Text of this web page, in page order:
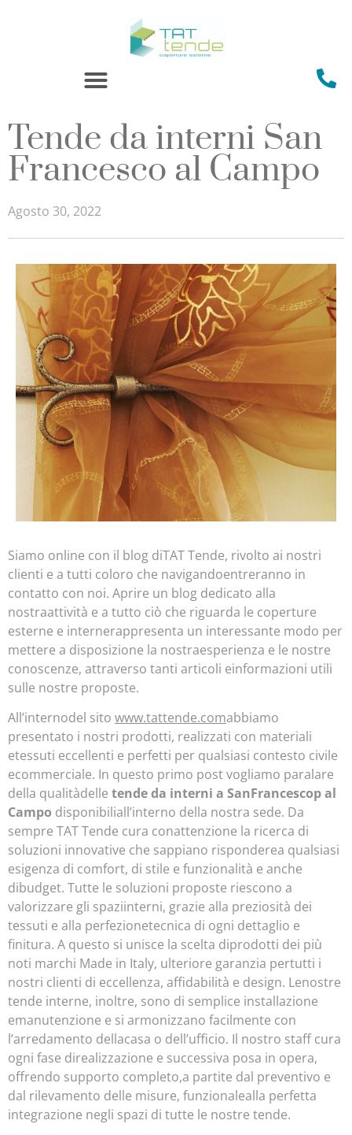
Tende da interni San
Francesco al Campo
Agosto 30, 2022
Siamo online con il blog diTAT Tende, rivolto ai nostri
clienti e a tutti coloro che navigandoentreranno in
contatto con noi. Aprire un blog dedicato alla
nostraattività e a tutto ciò che riguarda le coperture
esterne e internerappresenta un interessante modo per
mettere a disposizione la nostraesperienza e le nostre
conoscenze, attraverso tanti articoli einformazioni utili
sulle nostre proposte.
All’internodel sito www.tattende.comabbiamo
presentato i nostri prodotti, realizzati con materiali
etessuti eccellenti e perfetti per qualsiasi contesto civile
ecommerciale. In questo primo post vogliamo paralare
della qualitàdelle tende da interni a SanFrancescop al
Campo disponibiliall’interno della nostra sede. Da
sempre TAT Tende cura conattenzione la ricerca di
soluzioni innovative che sappiano risponderea qualsiasi
esigenza di comfort, di stile e funzionalità e anche
dibudget. Tutte le soluzioni proposte riescono a
valorizzare gli spaziinterni, grazie alla preziosità dei
tessuti e alla perfezionetecnica di ogni dettaglio e
finitura. A questo si unisce la scelta diprodotti dei più
noti marchi Made in Italy, ulteriore garanzia pertutti i
nostri clienti di eccellenza, affidabilità e design. Lenostre
tende interne, inoltre, sono di semplice installazione
emanutenzione e si armonizzano facilmente con
l’arredamento dellacasa o dell’ufficio. Il nostro staff cura
ogni fase direalizzazione e successiva posa in opera,
offrendo supporto completo,a partite dal preventivo e
dal rilevamento delle misure, funzionalealla perfetta
integrazione negli spazi di tutte le nostre tende.